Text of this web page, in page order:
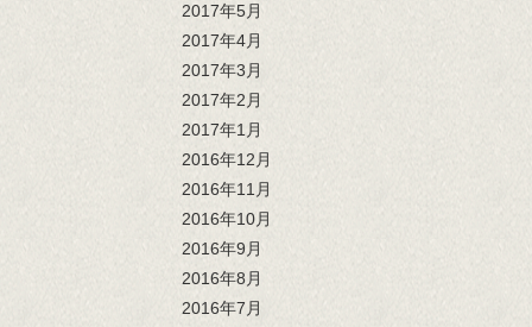
2017年5月
2017年4月
2017年3月
2017年2月
2017年1月
2016年12月
2016年11月
2016年10月
2016年9月
2016年8月
2016年7月